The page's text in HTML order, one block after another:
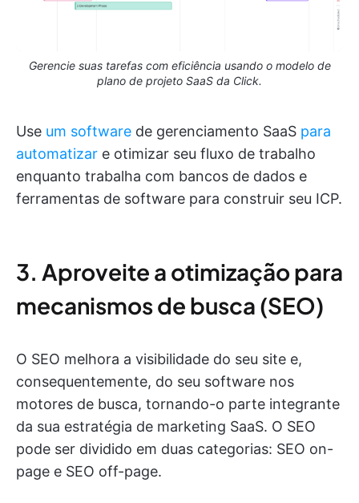
Gerencie suas tarefas com eficiência usando o modelo de
plano de projeto SaaS da Click.
Use um software de gerenciamento SaaS para
automatizar e otimizar seu fluxo de trabalho
enquanto trabalha com bancos de dados e
ferramentas de software para construir seu ICP.
3. Aproveite a otimização para
mecanismos de busca (SEO)
O SEO melhora a visibilidade do seu site e,
consequentemente, do seu software nos
motores de busca, tornando-o parte integrante
da sua estratégia de marketing SaaS. O SEO
pode ser dividido em duas categorias: SEO on-
page e SEO off-page.